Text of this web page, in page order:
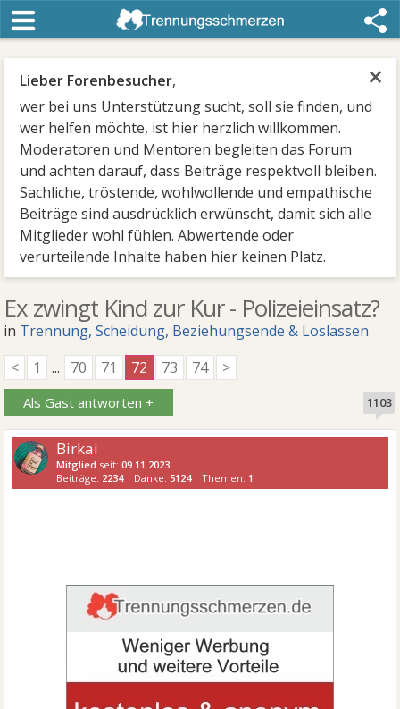
×
Lieber Forenbesucher,
wer bei uns Unterstützung sucht, soll sie finden, und
wer helfen möchte, ist hier herzlich willkommen.
Moderatoren und Mentoren begleiten das Forum
und achten darauf, dass Beiträge respektvoll bleiben.
Sachliche, tröstende, wohlwollende und empathische
Beiträge sind ausdrücklich erwünscht, damit sich alle
Mitglieder wohl fühlen. Abwertende oder
verurteilende Inhalte haben hier keinen Platz.
Ex zwingt Kind zur Kur - Polizeieinsatz?
in Trennung, Scheidung, Beziehungsende & Loslassen
<
1 ... 70 71 72 73 74 >
Als Gast antworten + 1103
Birkai
Mitglied seit:09.11.2023
Beiträge: 2234 Danke:5124 Themen: 1